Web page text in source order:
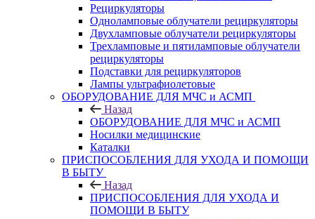
Рециркуляторы
Одноламповые облучатели рециркуляторы
Двухламповые облучатели рециркуляторы
Трехламповые и пятиламповые облучатели
рециркуляторы
Подставки для рециркуляторов
Лампы ультрафиолетовые
ОБОРУДОВАНИЕ ДЛЯ МЧС и АСМП
Назад
ОБОРУДОВАНИЕ ДЛЯ МЧС и АСМП
Носилки медицинские
Каталки
ПРИСПОСОБЛЕНИЯ ДЛЯ УХОДА И ПОМОЩИ
В БЫТУ
Назад
ПРИСПОСОБЛЕНИЯ ДЛЯ УХОДА И
ПОМОЩИ В БЫТУ